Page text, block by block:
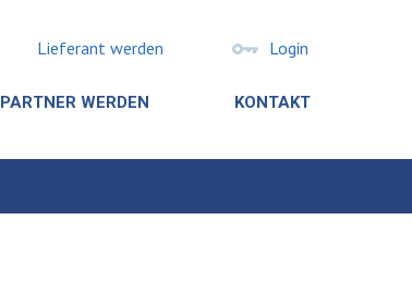
Lieferant werden Login
PARTNER WERDEN KONTAKT